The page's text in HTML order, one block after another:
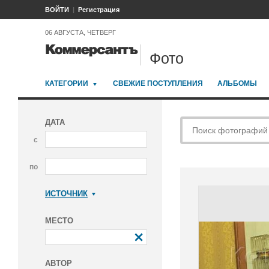
ВОЙТИ Регистрация
06 АВГУСТА, ЧЕТВЕРГ
Фото
КАТЕГОРИИ СВЕЖИЕ ПОСТУПЛЕНИЯ АЛЬБОМЫ
ДАТА
с
по
ИСТОЧНИК
МЕСТО
АВТОР